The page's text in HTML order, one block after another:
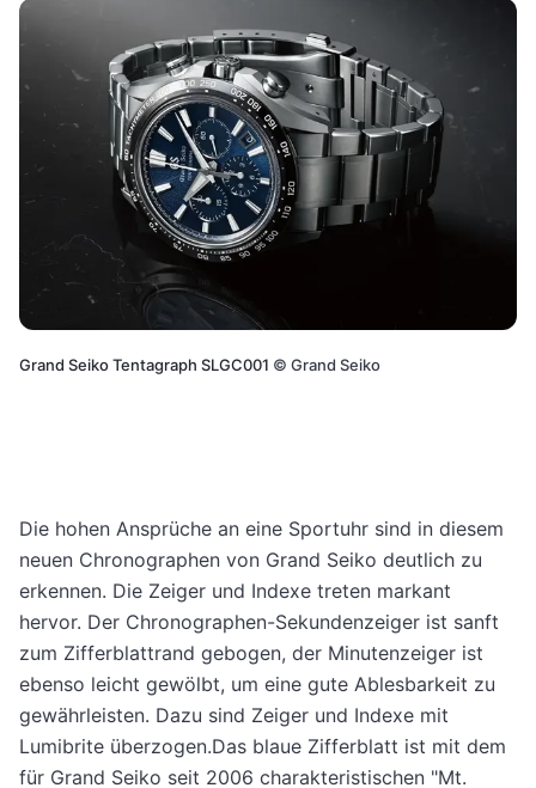
Grand Seiko Tentagraph SLGC001 © Grand Seiko
Die hohen Ansprüche an eine Sportuhr sind in diesem
neuen Chronographen von Grand Seiko deutlich zu
erkennen. Die Zeiger und Indexe treten markant
hervor. Der Chronographen-Sekundenzeiger ist sanft
zum Zifferblattrand gebogen, der Minutenzeiger ist
ebenso leicht gewölbt, um eine gute Ablesbarkeit zu
gewährleisten. Dazu sind Zeiger und Indexe mit
Lumibrite überzogen.Das blaue Zifferblatt ist mit dem
für Grand Seiko seit 2006 charakteristischen "Mt.